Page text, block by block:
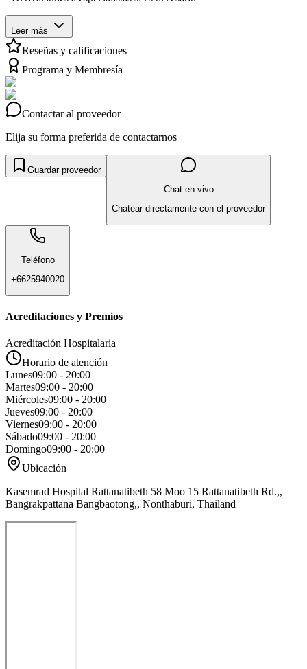
Leer más
Reseñas y calificaciones
Programa y Membresía
Contactar al proveedor
Elija su forma preferida de contactarnos
Guardar proveedor
Chat en vivo
Chatear directamente con el proveedor
Teléfono
+6625940020
Acreditaciones y Premios
Acreditación Hospitalaria
Horario de atención
Lunes09:00 - 20:00
Martes09:00 - 20:00
Miércoles09:00 - 20:00
Jueves09:00 - 20:00
Viernes09:00 - 20:00
Sábado09:00 - 20:00
Domingo09:00 - 20:00
Ubicación
Kasemrad Hospital Rattanatibeth 58 Moo 15 Rattanatibeth Rd.,,
Bangrakpattana Bangbaotong,, Nonthaburi, Thailand